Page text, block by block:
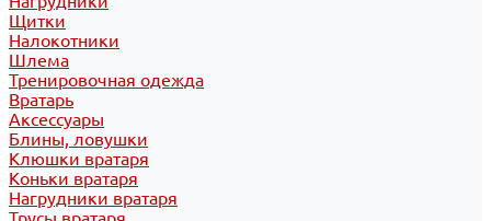
Щитки
Налокотники
Шлема
Тренировочная одежда
Вратарь
Аксессуары
Блины, ловушки
Клюшки вратаря
Коньки вратаря
Нагрудники вратаря